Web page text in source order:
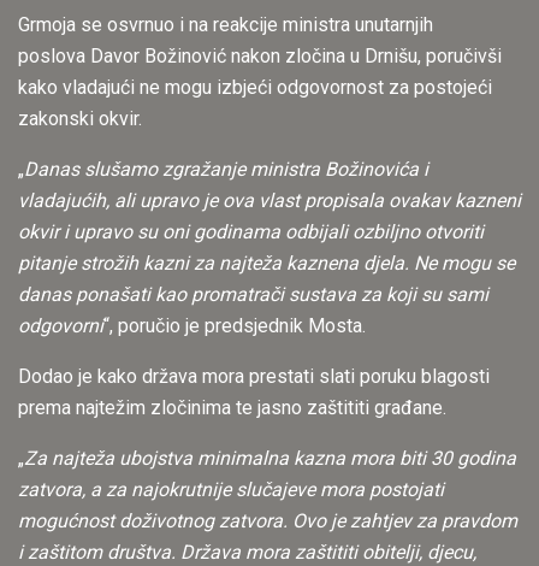
Grmoja se osvrnuo i na reakcije ministra unutarnjih
poslova Davor Božinović nakon zločina u Drnišu, poručivši
kako vladajući ne mogu izbjeći odgovornost za postojeći
zakonski okvir.
„Danas slušamo zgražanje ministra Božinovića i
vladajućih, ali upravo je ova vlast propisala ovakav kazneni
okvir i upravo su oni godinama odbijali ozbiljno otvoriti
pitanje strožih kazni za najteža kaznena djela. Ne mogu se
danas ponašati kao promatrači sustava za koji su sami
odgovorni“, poručio je predsjednik Mosta.
Dodao je kako država mora prestati slati poruku blagosti
prema najtežim zločinima te jasno zaštititi građane.
„Za najteža ubojstva minimalna kazna mora biti 30 godina
zatvora, a za najokrutnije slučajeve mora postojati
mogućnost doživotnog zatvora. Ovo je zahtjev za pravdom
i zaštitom društva. Država mora zaštititi obitelji, djecu,